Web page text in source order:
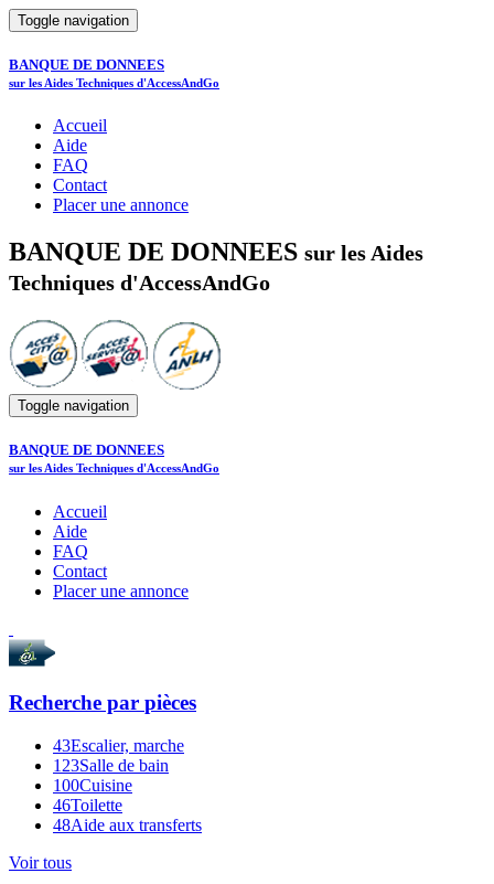
Toggle navigation
BANQUE DE DONNEES
sur les Aides Techniques d'AccessAndGo
Accueil
Aide
FAQ
Contact
Placer une annonce
BANQUE DE DONNEES sur les Aides
Techniques d'AccessAndGo
Toggle navigation
BANQUE DE DONNEES
sur les Aides Techniques d'AccessAndGo
Accueil
Aide
FAQ
Contact
Placer une annonce
Recherche par pièces
43Escalier, marche
123Salle de bain
100Cuisine
46Toilette
48Aide aux transferts
Voir tous